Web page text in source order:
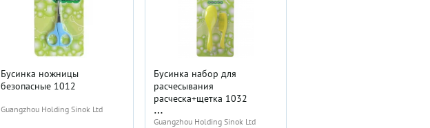
Бусинка ножницы
безопасные 1012
Guangzhou Holding Sinok Ltd
Бусинка набор для
расчесывания
расческа+щетка 1032
Guangzhou Holding Sinok Ltd